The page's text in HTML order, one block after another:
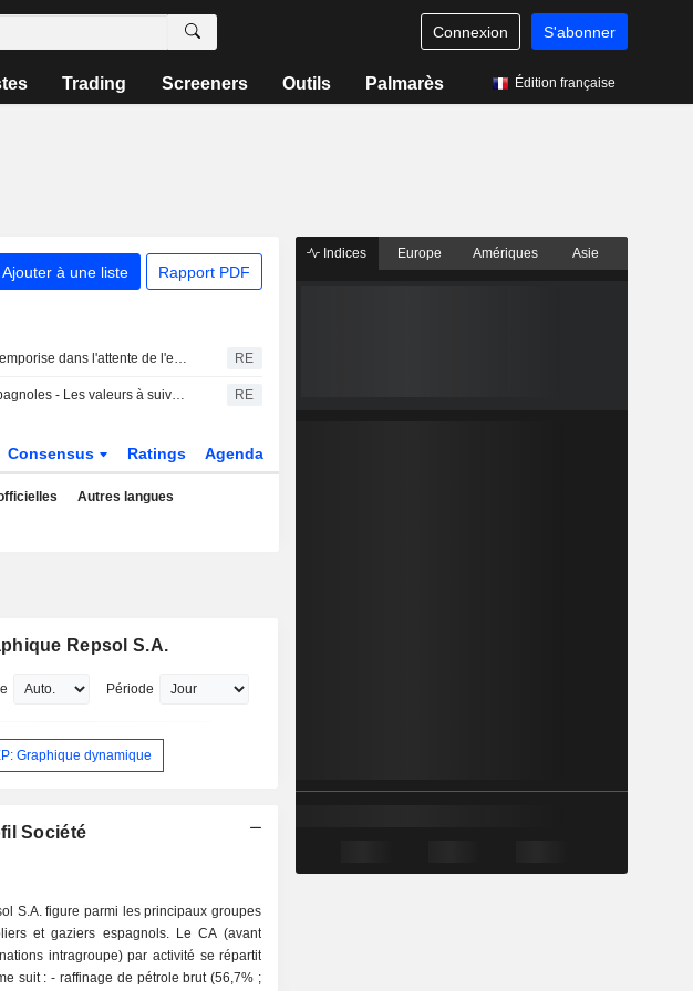
Connexion S'abonner
Trading Screeners Outils Palmarès Édition française
Ajouter à une liste Rapport PDF
L'IBEX 35 temporise dans l'attente de l'emploi américain, tout en restant sur une tendance hebdomadaire positive RE
Actions espagnoles - Les valeurs à suivre le 7 août RE
Consensus Ratings Agenda
Autres langues
Repsol S.A.
Période
Graphique dynamique
Société
S.A. figure parmi les principaux groupes
et gaziers espagnols. Le CA (avant
intragroupe) par activité se répartit
de pétrole brut (56,7% ;
Indices Europe Amériques Asie